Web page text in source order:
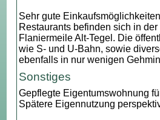
Sehr gute
Restaurants befinden sich in
Flaniermeile Alt-Tegel. Die
wie S- und U-Bahn, sowie
ebenfalls in nur wenigen
Sonstiges
Gepflegte Eigentumswohnung
Spätere Eigennutzung